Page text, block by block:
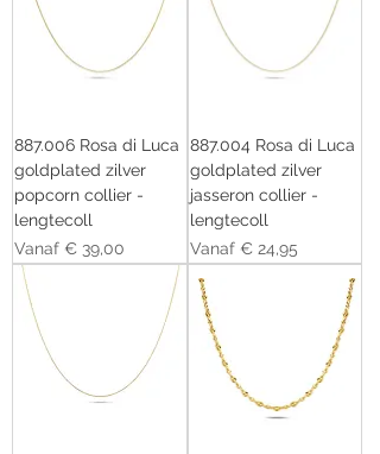
887.006 Rosa di Luca
goldplated zilver
popcorn collier -
lengtecoll
Vanaf € 39,00
Verkoopprijs
887.004 Rosa di Luca
goldplated zilver
jasseron collier -
lengtecoll
Vanaf € 24,95
Verkoopprijs